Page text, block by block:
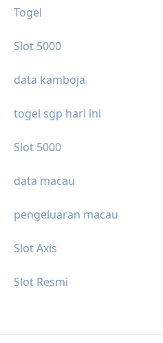
Togel
Slot 5000
data kamboja
togel sgp hari ini
Slot 5000
data macau
pengeluaran macau
Slot Axis
Slot Resmi